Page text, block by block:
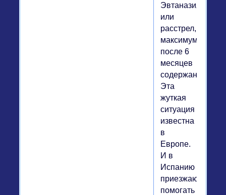
Эвтаназия
или
расстрел,
максимум
после 6
месяцев
содержания.
Эта
жуткая
ситуация
известна
в
Европе.
И в
Испанию
приезжают
помогать